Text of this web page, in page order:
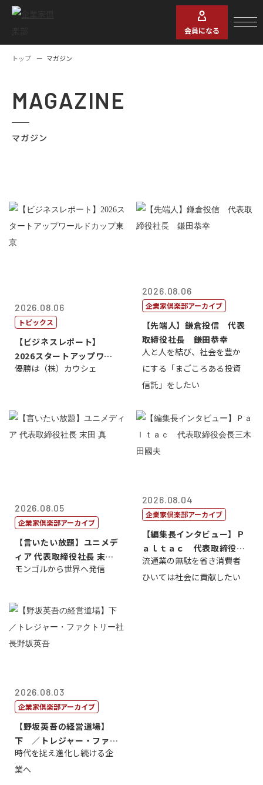
会員になる
トップ マガジン
MAGAZINE
マガジン
2026.08.06
トピックス
【ビジネスレポート】
2026スタートアップワー
ルドカップ東京
優勝は（株）カウシェ
2026.08.06
企業家倶楽部アーカイブ
【先端人】鎌倉投信 代表
取締役社長 鎌田恭幸
人と人を結び、社会を豊か
にする「まごころある投資
信託」をしたい
2026.08.05
企業家倶楽部アーカイブ
【言いたい放題】ユニメデ
ィア 代表取締役社長 末田
真
モンゴルから世界へ発信
2026.08.04
企業家倶楽部アーカイブ
【編集長インタビュー】Ｐ
ａｌｔａｃ 代表取締役会
長三木田國夫
流通業の無駄を省き消費者
ひいては社会に貢献したい
2026.08.03
企業家倶楽部アーカイブ
【野坂英吾の経営道場】
下 ／トレジャー・ファク
トリー社長野坂...
時代を捉え進化し続ける企
業へ